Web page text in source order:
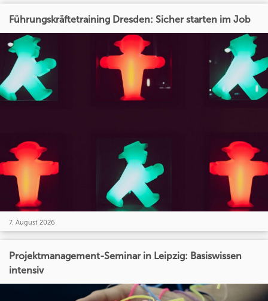
Führungskräftetraining Dresden: Sicher starten im Job
7. August 2026
Projektmanagement-Seminar in Leipzig: Basiswissen
intensiv